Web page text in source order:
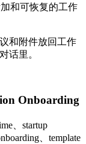
和可恢复的工作
和附件放回工作
话里。
Onboarding
、startup
、template